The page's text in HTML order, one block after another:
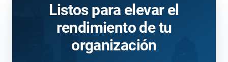
Listos para elevar el
rendimiento de tu
organización